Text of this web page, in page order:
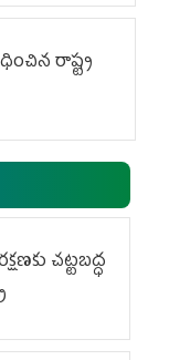
రాష్ట్ర
చట్టబద్ధ